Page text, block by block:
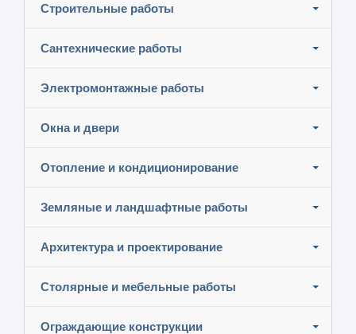
Строительные работы
Сантехнические работы
Электромонтажные работы
Окна и двери
Отопление и кондиционирование
Земляные и ландшафтные работы
Архитектура и проектирование
Столярные и мебельные работы
Ограждающие конструкции